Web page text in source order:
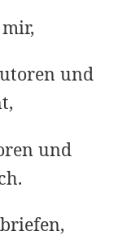
und
und